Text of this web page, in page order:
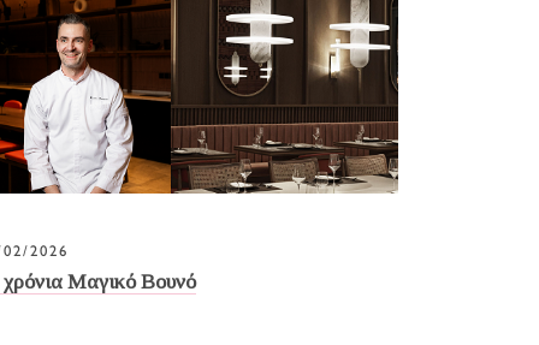
2026
χρόνια Μαγικό Βουνό